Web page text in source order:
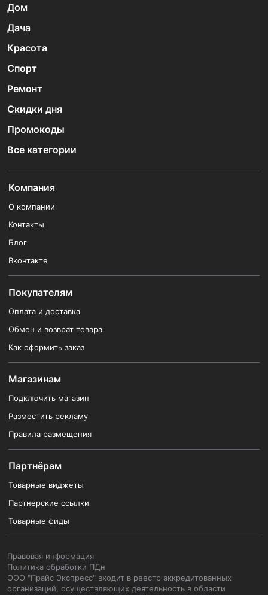
Дом
Дача
Красота
Спорт
Ремонт
Скидки дня
Промокоды
Все категории
Компания
О компании
Контакты
Блог
Вконтакте
Покупателям
Оплата и доставка
Обмен и возврат товара
Как оформить заказ
Магазинам
Подключить магазин
Разместить рекламу
Правила размещения
Партнёрам
Товарные виджеты
Партнерские ссылки
Товарные фиды
Правовая информация
Политика обработки ПДн
ООО "Прайс Экспресс" входит в реестр аккредитованных
организаций, осуществляющих деятельность в области